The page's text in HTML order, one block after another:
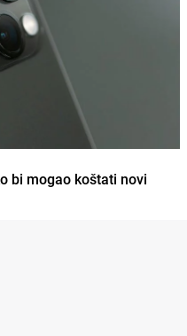
bi mogao koštati novi